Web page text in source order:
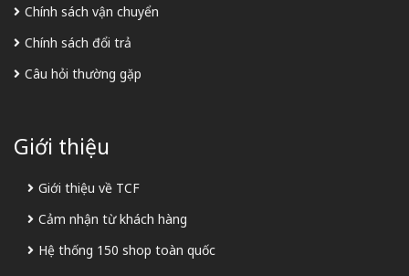
Chính sách vận chuyển
Chính sách đổi trả
Câu hỏi thường gặp
Giới thiệu
Giới thiệu về TCF
Cảm nhận từ khách hàng
Hệ thống 150 shop toàn quốc